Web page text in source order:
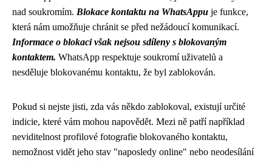
nad soukromím. Blokace kontaktu na WhatsAppu je funkce,
která nám umožňuje chránit se před nežádoucí komunikací.
Informace o blokaci však nejsou sdíleny s blokovaným
kontaktem. WhatsApp respektuje soukromí uživatelů a
nesděluje blokovanému kontaktu, že byl zablokován.
Pokud si nejste jisti, zda vás někdo zablokoval, existují určité
indicie, které vám mohou napovědět. Mezi ně patří například
neviditelnost profilové fotografie blokovaného kontaktu,
nemožnost vidět jeho stav "naposledy online" nebo neodesílání